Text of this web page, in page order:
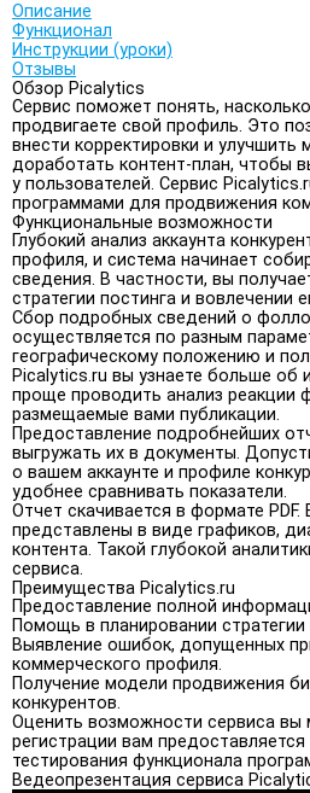
Описание
Функционал
Инструкции (уроки)
Отзывы
Обзор Picalytics
Сервис поможет понять,
продвигаете свой профиль. Это
внести корректировки и улучшить
доработать контент-план, чтобы
у пользователей. Сервис
программами для продвижения
Функциональные возможности
Глубокий анализ аккаунта
профиля, и система начинает
сведения. В частности, вы
стратегии постинга и вовлечении
Сбор подробных сведений о
осуществляется по разным
географическому положению и
Picalytics.ru вы узнаете больше об
проще проводить анализ реакции
размещаемые вами публикации.
Предоставление подробнейших
выгружать их в документы.
о вашем аккаунте и профиле
удобнее сравнивать показатели.
Отчет скачивается в формате PDF.
представлены в виде графиков,
контента. Такой глубокой
сервиса.
Преимущества Picalytics.ru
Предоставление полной
Помощь в планировании
Выявление ошибок, допущенных
коммерческого профиля.
Получение модели продвижения
конкурентов.
Оценить возможности сервиса вы
регистрации вам
тестирования функционала
Ведеопрезентация сервиса